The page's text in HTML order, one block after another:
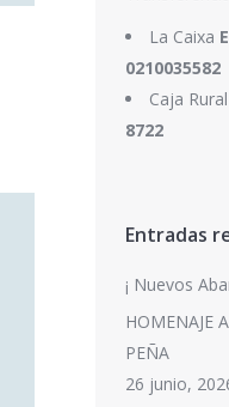
La Caixa
0210035582
Caja Rural
8722
Entradas
¡ Nuevos
HOMENAJE
PEÑA
26 junio,